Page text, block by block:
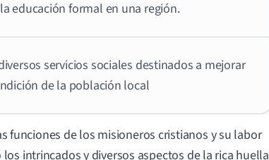
educación formal en una región.
servicios sociales destinados a mejorar
de la población local
funciones de los misioneros cristianos y su labor
intrincados y diversos aspectos de la rica huella